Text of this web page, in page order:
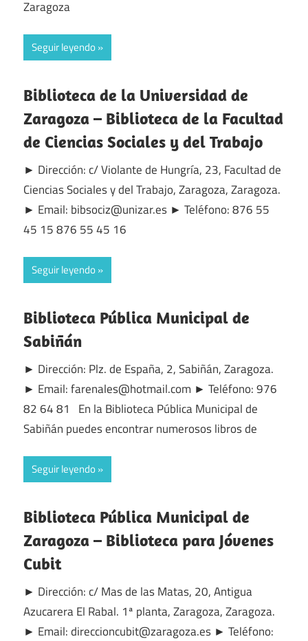
Zaragoza
Seguir leyendo
Biblioteca de la Universidad de
Zaragoza – Biblioteca de la Facultad
de Ciencias Sociales y del Trabajo
► Dirección: c/ Violante de Hungría, 23, Facultad de
Ciencias Sociales y del Trabajo, Zaragoza, Zaragoza.
► Email: bibsociz@unizar.es ► Teléfono: 876 55
45 15 876 55 45 16
Seguir leyendo
Biblioteca Pública Municipal de
Sabiñán
► Dirección: Plz. de España, 2, Sabiñán, Zaragoza.
► Email: farenales@hotmail.com ► Teléfono: 976
82 64 81 En la Biblioteca Pública Municipal de
Sabiñán puedes encontrar numerosos libros de
Seguir leyendo
Biblioteca Pública Municipal de
Zaragoza – Biblioteca para Jóvenes
Cubit
► Dirección: c/ Mas de las Matas, 20, Antigua
Azucarera El Rabal. 1ª planta, Zaragoza, Zaragoza.
► Email: direccioncubit@zaragoza.es ► Teléfono: